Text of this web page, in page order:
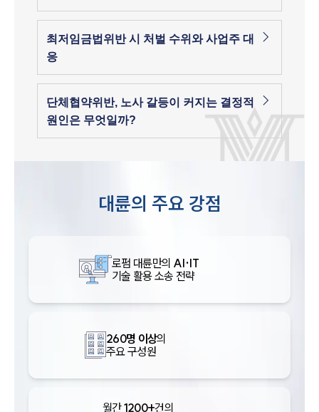
최저임금법위반 시 처벌 수위와 사업주 대
응
단체협약위반, 노사 갈등이 커지는 결정적
원인은 무엇일까?
대륜의 주요 강점
로펌 대륜만의 AI·IT
기술 활용 소송 전략
260명 이상의
주요 구성원
월간1200+건의